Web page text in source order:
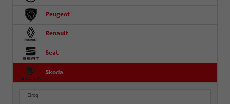
Peugeot
Renault
Seat
Skoda
Elroq